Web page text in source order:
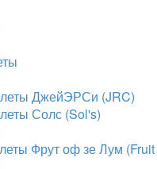
ДжейЭРСи (JRC)
Солс (Sol's)
Фрут оф зе Лум (Fruit